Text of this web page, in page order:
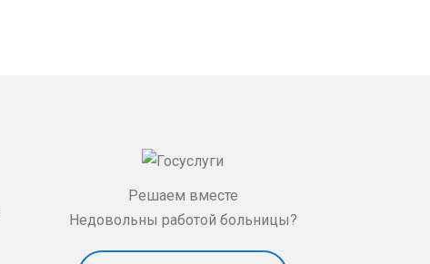
Решаем вместе
Недовольны работой больницы?